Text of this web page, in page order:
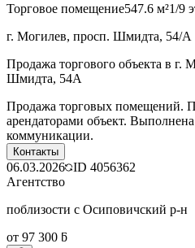
Торговое помещение547.6 м²1/9
г. Могилев, просп. Шмидта, 54/А
Продажа торгового объекта в г.
Шмидта, 54А
Продажа торговых помещений.
арендаторами объект.
коммуникации.
Контакты
06.03.2026 ID 4056362
Агентство
поблизости с Осиповичский р-н
от 97 300 ƃ